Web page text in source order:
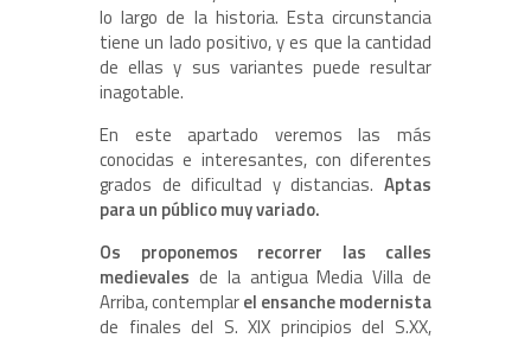
lo largo de la historia. Esta circunstancia
tiene un lado positivo, y es que la cantidad
de ellas y sus variantes puede resultar
inagotable.
En este apartado veremos las más
conocidas e interesantes, con diferentes
grados de dificultad y distancias. Aptas
para un público muy variado.
Os proponemos recorrer las calles
medievales de la antigua Media Villa de
Arriba, contemplarel ensanche modernista
de finales del S. XIX principios del S.XX,